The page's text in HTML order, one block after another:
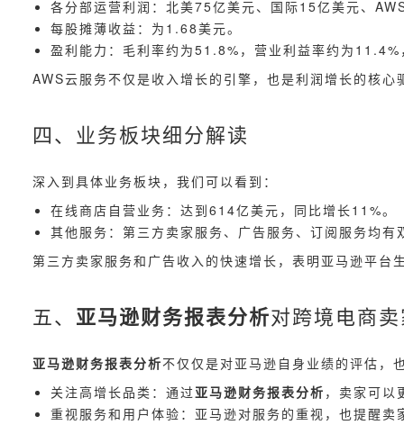
各分部运营利润：北美75亿美元、国际15亿美元、
每股摊薄收益：为1.68美元。
盈利能力：毛利率约为51.8%，营业利益率约为
AWS云服务不仅是收入增长的引擎，也是利润增长的核
四、业务板块细分解读
深入到具体业务板块，我们可以看到：
在线商店自营业务：达到614亿美元，同比增长11%。
其他服务：第三方卖家服务、广告服务、订阅服务均
第三方卖家服务和广告收入的快速增长，表明亚马逊平
五、 亚马逊财务报表分析对跨境电商
亚马逊财务报表分析不仅仅是对亚马逊自身业绩的评估，
关注高增长品类：通过亚马逊财务报表分析 ，卖家可以
重视服务和用户体验：亚马逊对服务的重视，也提醒